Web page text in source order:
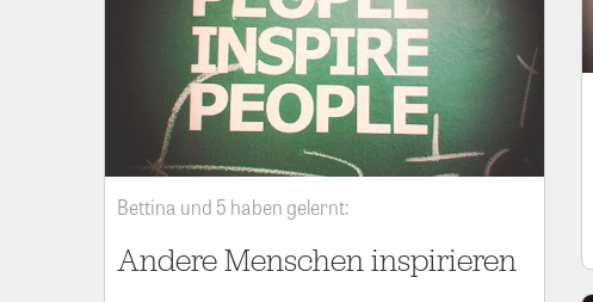
Bettina und 5 haben gelernt:
Andere Menschen inspirieren